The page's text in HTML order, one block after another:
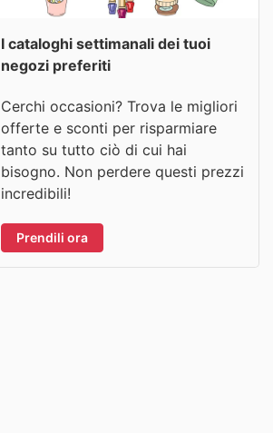
I cataloghi settimanali dei tuoi
negozi preferiti
Cerchi occasioni? Trova le migliori
offerte e sconti per risparmiare
tanto su tutto ciò di cui hai
bisogno. Non perdere questi prezzi
incredibili!
Prendili ora